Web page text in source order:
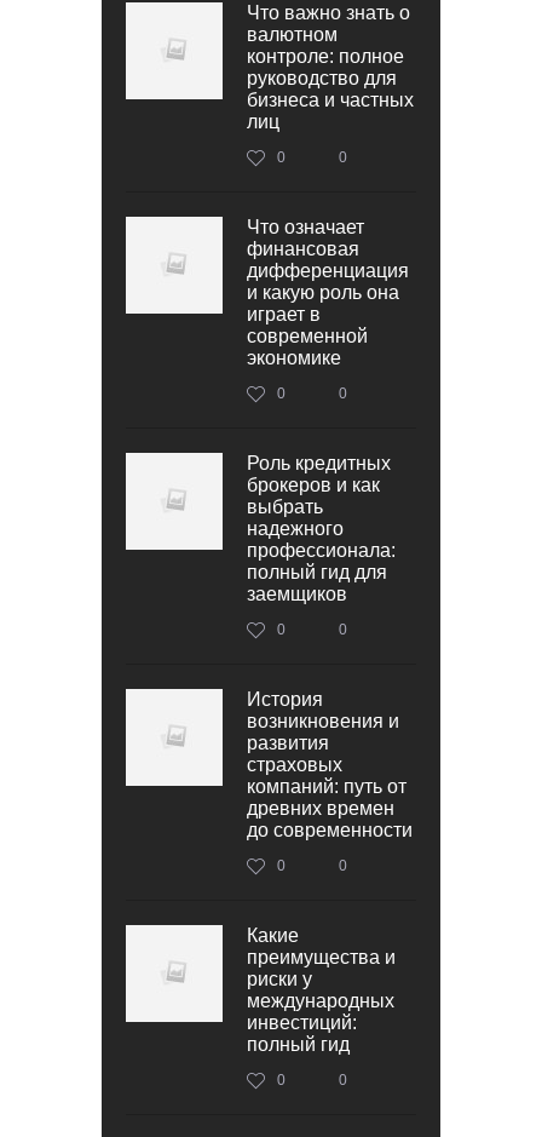
Что важно знать о
валютном
контроле: полное
руководство для
бизнеса и частных
лиц
0 0
Что означает
финансовая
дифференциация
и какую роль она
играет в
современной
экономике
0 0
Роль кредитных
брокеров и как
выбрать
надежного
профессионала:
полный гид для
заемщиков
0 0
История
возникновения и
развития
страховых
компаний: путь от
древних времен
до современности
0 0
Какие
преимущества и
риски у
международных
инвестиций:
полный гид
0 0